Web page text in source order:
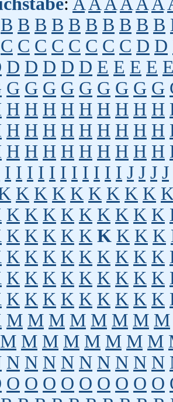
B B B B B B B B B B
C C C C C C C C D D
D D D D D E E E E
G G G G G G G G G
H H H H H H H H H
H H H H H H H H H
H H H H H H H H H
I I I I I I I I I I I J J J J
K K K K K K K K
K K K K K K K K K
K K K K K K K K K
K K K K K K K K K
K K K K K K K K K
K K K K K K K K K
M M M M M M M M
M M M M M M M M
N N N N N N N N N
O O O O O O O O O